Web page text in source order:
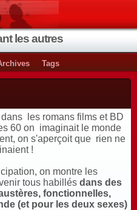
les autres
Tags
les romans films et BD
60 on imaginait le monde
on s'aperçoit que rien ne
!
on montre les
tous habillés dans des
fonctionnelles,
(et pour les deux sexes)